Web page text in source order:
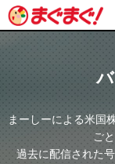
まーしーによる米国
ご
過去に配信された